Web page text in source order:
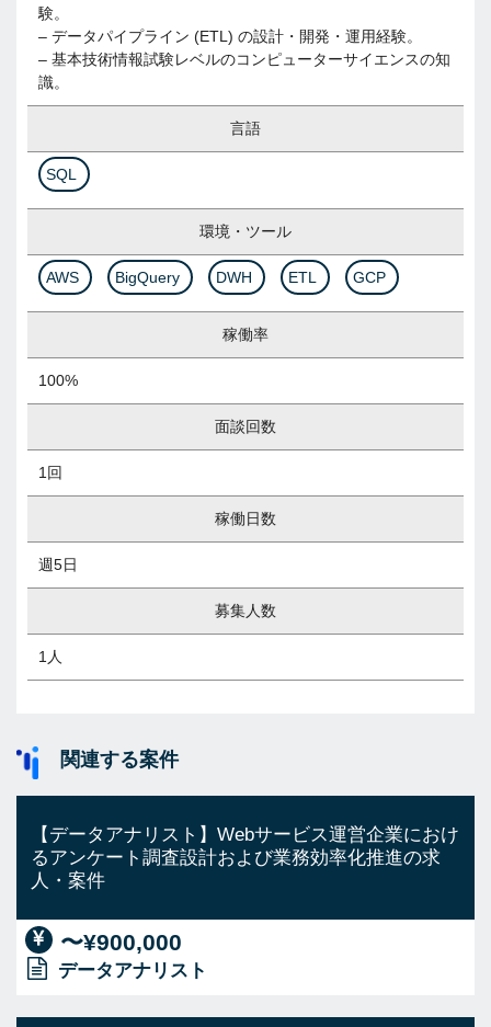
験。
– データパイプライン (ETL) の設計・開発・運用経験。
– 基本技術情報試験レベルのコンピューターサイエンスの知
識。
言語
SQL
環境・ツール
AWS BigQuery DWH ETL GCP
稼働率
100%
面談回数
1回
稼働日数
週5日
募集人数
1人
関連する案件
【データアナリスト】Webサービス運営企業におけ
るアンケート調査設計および業務効率化推進の求
人・案件
〜¥900,000
データアナリスト